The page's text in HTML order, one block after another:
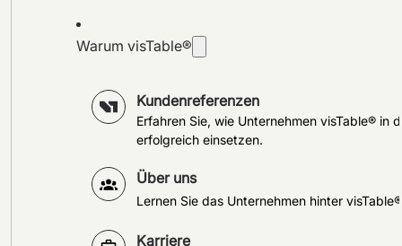
Warum visTable®
Kundenreferenzen
Erfahren Sie, wie Unternehmen visTable® in
erfolgreich einsetzen.
Über uns
Lernen Sie das Unternehmen hinter
Karriere